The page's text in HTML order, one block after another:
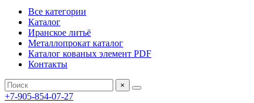
Все категории
Каталог
Иранское литьё
Металлопрокат каталог
Каталог кованых элемент PDF
Контакты
×
+7-905-854-07-27